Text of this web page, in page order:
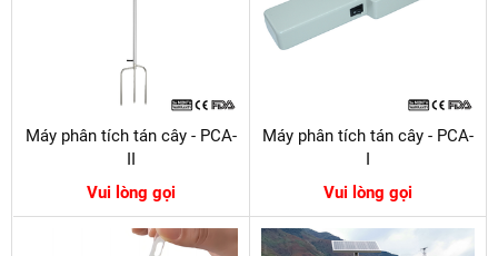
Máy phân tích tán cây - PCA-
II
Vui lòng gọi
Máy phân tích tán cây - PCA-
I
Vui lòng gọi